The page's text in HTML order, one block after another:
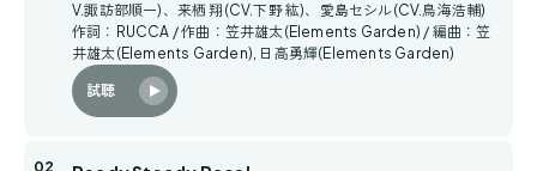
V.諏訪部順一)、来栖 翔(CV.下野 紘)、愛島セシル(CV.鳥海浩輔)
作詞：RUCCA / 作曲：笠井雄太(Elements Garden) / 編曲：笠
井雄太(Elements Garden), 日高勇輝(Elements Garden)
試聴